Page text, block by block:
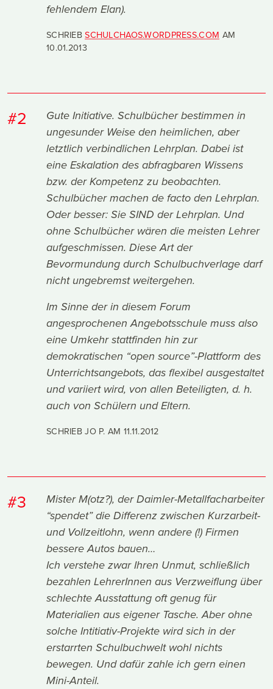
fehlendem Elan).
SCHRIEBSCHULCHAOS.WORDPRESS.COM AM
10.01.2013
#2
Gute Initiative. Schulbücher bestimmen in
ungesunder Weise den heimlichen, aber
letztlich verbindlichen Lehrplan. Dabei ist
eine Eskalation des abfragbaren Wissens
bzw. der Kompetenz zu beobachten.
Schulbücher machen de facto den Lehrplan.
Oder besser: Sie SIND der Lehrplan. Und
ohne Schulbücher wären die meisten Lehrer
aufgeschmissen. Diese Art der
Bevormundung durch Schulbuchverlage darf
nicht ungebremst weitergehen.
Im Sinne der in diesem Forum
angesprochenen Angebotsschule muss also
eine Umkehr stattfinden hin zur
demokratischen “open source”-Plattform des
Unterrichtsangebots, das flexibel ausgestaltet
und variiert wird, von allen Beteiligten, d. h.
auch von Schülern und Eltern.
SCHRIEB JO P. AM 11.11.2012
#3
Mister M(otz?), der Daimler-Metallfacharbeiter
“spendet” die Differenz zwischen Kurzarbeit-
und Vollzeitlohn, wenn andere (!) Firmen
bessere Autos bauen…
Ich verstehe zwar Ihren Unmut, schließlich
bezahlen LehrerInnen aus Verzweiflung über
schlechte Ausstattung oft genug für
Materialien aus eigener Tasche. Aber ohne
solche Intitiativ-Projekte wird sich in der
erstarrten Schulbuchwelt wohl nichts
bewegen. Und dafür zahle ich gern einen
Mini-Anteil.